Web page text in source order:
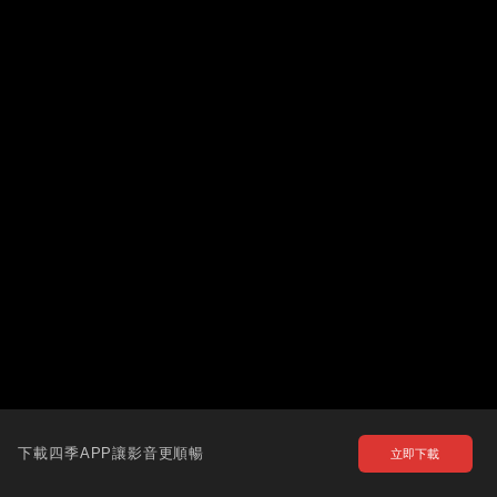
下載四季APP讓影音更順暢 立即下載